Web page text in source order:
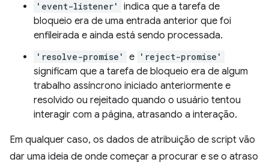
'event-listener'
indica que a tarefa de
bloqueio era de uma entrada anterior que foi
enfileirada e ainda está sendo processada.
'resolve-promise' e 'reject-promise'
significam que a tarefa de bloqueio era de algum
trabalho assíncrono iniciado anteriormente e
resolvido ou rejeitado quando o usuário tentou
interagir com a página, atrasando a interação.
Em qualquer caso, os dados de atribuição de script vão
dar uma ideia de onde começar a procurar e se o atraso